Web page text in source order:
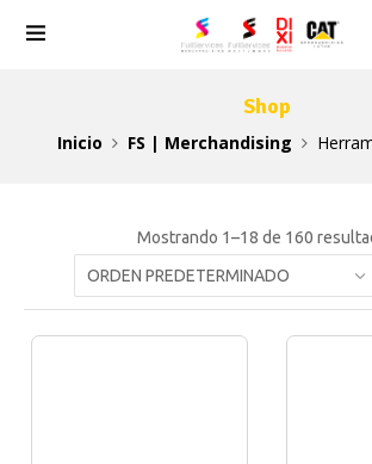
Shop
Inicio FS | Merchandising
Mostrando 1–18 de 160